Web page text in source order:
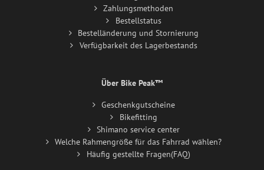
Zahlungsmethoden
Bestellstatus
Bestelländerung und Stornierung
Verfügbarkeit des Lagerbestands
Über Bike Peak™
Geschenkgutscheine
Bikefitting
Shimano service center
Welche Rahmengröße für das Fahrrad wählen?
Häufig gestellte Fragen(FAQ)